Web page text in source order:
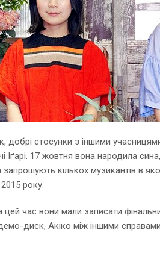
стосунки з іншими
Іґарі. 17 жовтня вона народила
кількох музикантів в
року.
час вони мали записати
диск, Акіко між іншими